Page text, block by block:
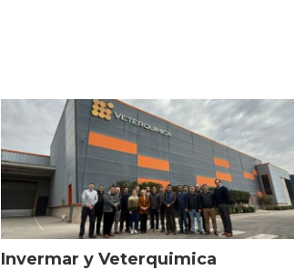
Invermar y Veterquimica